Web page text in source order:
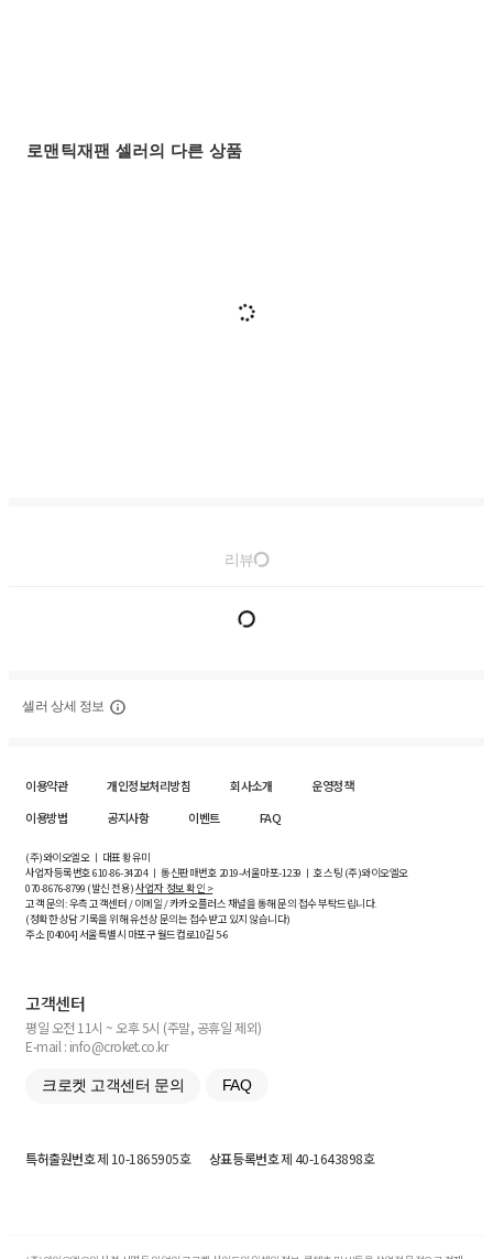
로맨틱재팬 셀러의 다른 상품
리뷰
셀러 상세 정보
이용약관 개인정보처리방침 회사소개
운영정책
이용방법
공지사항 이벤트 FAQ
(주)와이오엘오 ㅣ 대표 황유미
사업자등록번호610-86-34204ㅣ 통신판매번호 2019-서울마포-1239 ㅣ 호스팅 (주)와이오엘오
070-8676-8799 (발신 전용)사업자 정보 확인 >
고객 문의: 우측 고객센터 / 이메일 / 카카오플러스 채널을 통해 문의 접수 부탁드립니다.
(정확한 상담 기록을 위해 유선상 문의는 접수받고 있지 않습니다)
주소 [04004] 서울특별시 마포구 월드컵로10길5-6
고객센터
평일 오전 11시 ~ 오후 5시 (주말, 공휴일 제외)
E-mail : info@croket.co.kr
크로켓 고객센터 문의 FAQ
특허출원번호제 10-1865905호 상표등록번호제 40-1643898호